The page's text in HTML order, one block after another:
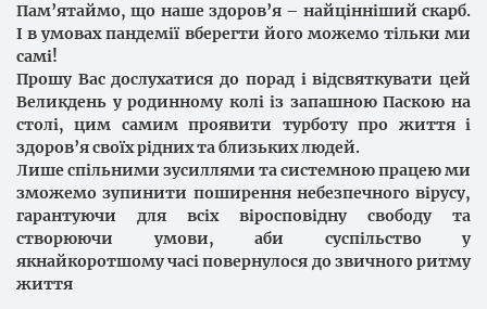
Пам’ятаймо, що наше здоров’я – найцінніший скарб.
І в умовах пандемії вберегти його можемо тільки ми
самі!
Прошу Вас дослухатися до порад і відсвяткувати цей
Великдень у родинному колі із запашною Паскою на
столі, цим самим проявити турботу про життя і
здоров’я своїх рідних та близьких людей.
Лише спільними зусиллями та системною працею ми
зможемо зупинити поширення небезпечного вірусу,
гарантуючи для всіх віросповідну свободу та
створюючи умови, аби суспільство у
якнайкоротшому часі повернулося до звичного ритму
життя